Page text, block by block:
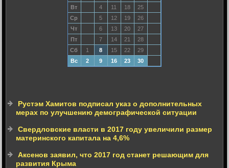
Вт
4 11 18
25
Ср
5 12 19
26
Чт
6 13 20
27
Пт
7 14 21
28
Сб
1 8 15 22
29
Вс
2 9 16 23 30
Рустэм Хамитов подписал указ о дополнительных
мерах по улучшению демографической ситуации
Свердловские власти в 2017 году увеличили размер
материнского капитала на 4,6%
Аксенов заявил, что 2017 год станет решающим для
развития Крыма